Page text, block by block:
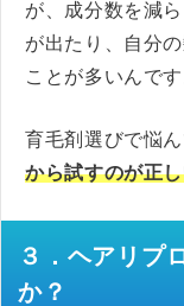
が、成分数を減
が出たり、自分
ことが多いんです
育毛剤選びで悩ん
から試すのが正
３．ヘアリプ
か？